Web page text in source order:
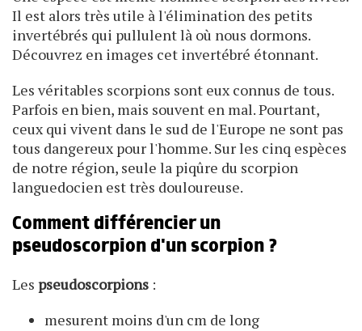
Il est alors très utile à l'élimination des petits
invertébrés qui pullulent là où nous dormons.
Découvrez en images cet invertébré étonnant.
Les véritables scorpions sont eux connus de tous.
Parfois en bien, mais souvent en mal. Pourtant,
ceux qui vivent dans le sud de l'Europe ne sont pas
tous dangereux pour l'homme. Sur les cinq espèces
de notre région, seule la piqûre du scorpion
languedocien est très douloureuse.
Comment différencier un
pseudoscorpion d'un scorpion ?
Les pseudoscorpions :
mesurent moins d'un cm de long